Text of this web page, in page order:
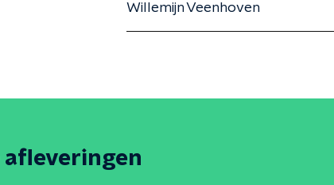
Willemijn Veenhoven
afleveringen